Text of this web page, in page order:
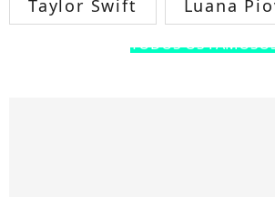
Taylor Swift Luana
TODOS OS